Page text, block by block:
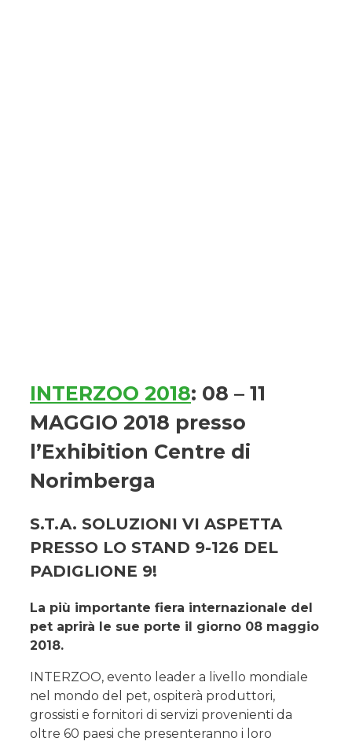
INTERZOO 2018: 08 – 11
MAGGIO 2018 presso
l’Exhibition Centre di
Norimberga
S.T.A. SOLUZIONI VI ASPETTA
PRESSO LO STAND 9-126 DEL
PADIGLIONE 9!
La più importante fiera internazionale del
pet aprirà le sue porte il giorno 08 maggio
2018.
INTERZOO, evento leader a livello mondiale
nel mondo del pet, ospiterà produttori,
grossisti e fornitori di servizi provenienti da
oltre 60 paesi che presenteranno i loro